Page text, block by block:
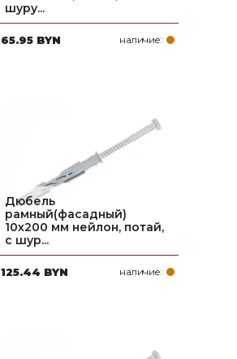
шуру...
65.95 BYN наличие:
Дюбель
рамный(фасадный)
10х200 мм нейлон, потай,
с шур...
125.44 BYN наличие: